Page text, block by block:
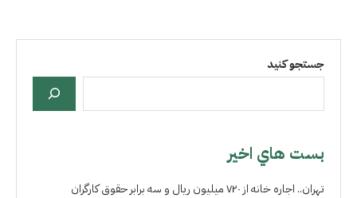
جستجو کنید
بست هاي اخير
تهران.. اجاره خانه از ۷۲۰ میلیون ریال و سه برابر حقوق کارگران